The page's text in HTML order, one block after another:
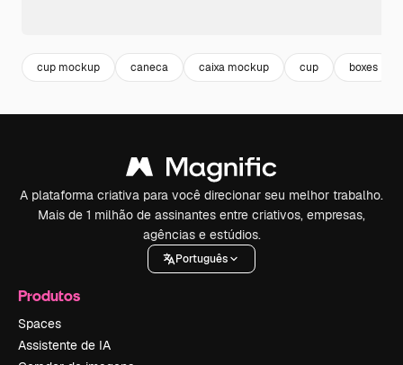
cup mockup caneca caixa mockup cup boxes
A plataforma criativa para você direcionar seu melhor trabalho.
Mais de 1 milhão de assinantes entre criativos, empresas,
agências e estúdios.
Português
Produtos
Spaces
Assistente de IA